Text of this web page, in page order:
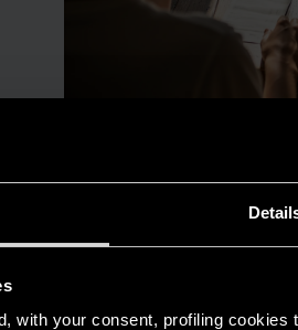
with your consent, profiling
GUIDA AL RISPARMIO
Quanto consuma un